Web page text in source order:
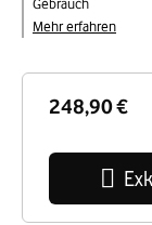
248,90 €
Mehr erfahren